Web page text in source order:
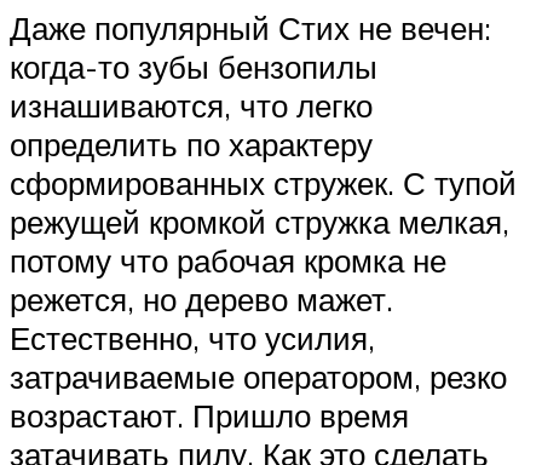
Даже популярный Стих не вечен:
когда-то зубы бензопилы
изнашиваются, что легко
определить по характеру
сформированных стружек. С тупой
режущей кромкой стружка мелкая,
потому что рабочая кромка не
режется, но дерево мажет.
Естественно, что усилия,
затрачиваемые оператором, резко
возрастают. Пришло время
затачивать пилу. Как это сделать